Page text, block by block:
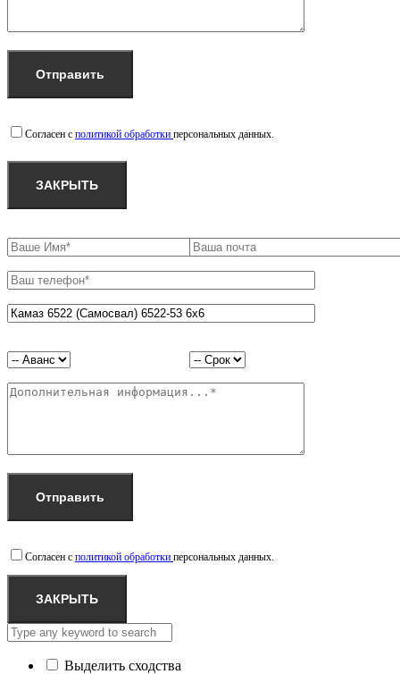
Согласен с политикой обработки персональных данных.
ЗАКРЫТЬ
Согласен с политикой обработки персональных данных.
ЗАКРЫТЬ
Выделить сходства